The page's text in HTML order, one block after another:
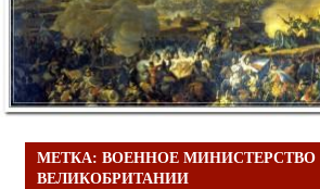
МЕТКА: ВОЕННОЕ МИНИСТЕРСТВО
ВЕЛИКОБРИТАНИИ